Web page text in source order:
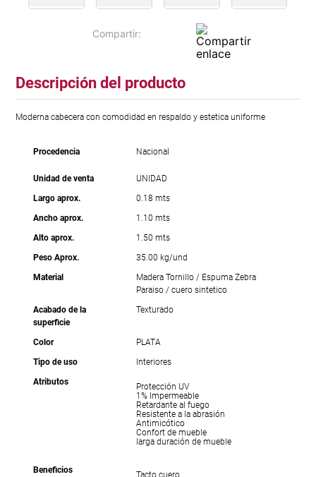
Descripción del producto
Moderna cabecera con comodidad en respaldo y estetica uniforme
Procedencia Nacional
Unidad de venta
UNIDAD
Largo aprox.
0.18 mts
Ancho aprox.
1.10 mts
Alto aprox.
1.50 mts
Peso Aprox.
35.00 kg/und
Material
Madera Tornillo / Espuma Zebra
Paraiso / cuero sintetico
Acabado de la
superficie
Texturado
Color
PLATA
Tipo de uso
Interiores
Atributos
Protección UV
1% Impermeable
Retardante al fuego
Resistente a la abrasión
Antimicótico
Confort de mueble
larga duración de mueble
Beneficios Tacto cuero